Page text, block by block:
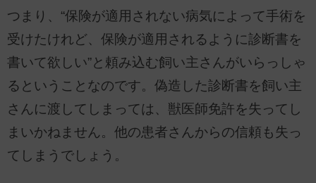
つまり、“保険が適用されない病気によって手術を
受けたけれど、保険が適用されるように診断書を
書いて欲しい”と頼み込む飼い主さんがいらっしゃ
るということなのです。偽造した診断書を飼い主
さんに渡してしまっては、獣医師免許を失ってし
まいかねません。他の患者さんからの信頼も失っ
てしまうでしょう。